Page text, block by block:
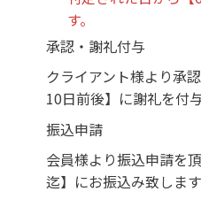
す。
承認・謝礼付与
クライアント様より承
10日前後】に謝礼を付
振込申請
会員様より振込申請を
迄】にお振込み致します